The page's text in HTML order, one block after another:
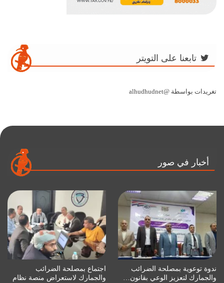
تابعنا على التويتر
تغريدات بواسطة @alhudhudnet
أخبار في صور
ندوة توعوية بمصلحة الضرائب
والجمارك لتعزيز الوعي بقانون…
اجتماع بمصلحة الضرائب
والجمارك لاستعراض منصة نظام